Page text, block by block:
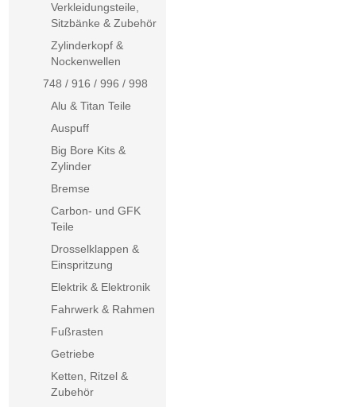
Verkleidungsteile,
Sitzbänke & Zubehör
Zylinderkopf &
Nockenwellen
748 / 916 / 996 / 998
Alu & Titan Teile
Auspuff
Big Bore Kits &
Zylinder
Bremse
Carbon- und GFK
Teile
Drosselklappen &
Einspritzung
Elektrik & Elektronik
Fahrwerk & Rahmen
Fußrasten
Getriebe
Ketten, Ritzel &
Zubehör